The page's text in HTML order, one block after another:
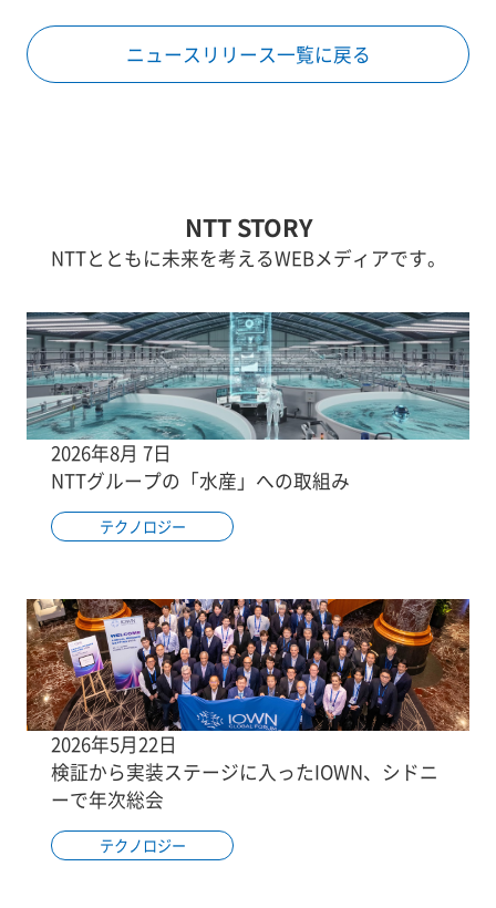
ニュースリリース一覧に戻る
NTT STORY
NTTとともに未来を考えるWEBメディアです。
2026年8月 7日
NTTグループの「水産」への取組み
テクノロジー
2026年5月22日
検証から実装ステージに入ったIOWN、シドニ
ーで年次総会
テクノロジー